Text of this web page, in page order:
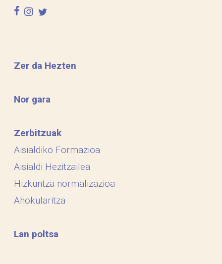
facebook
instagram
twitter
Zer da Hezten
Nor gara
Zerbitzuak
Aisialdiko Formazioa
Aisialdi Hezitzailea
Hizkuntza normalizazioa
Ahokularitza
Lan poltsa